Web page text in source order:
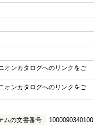
オンカタログへのリンクをご
オンカタログへのリンクをご
ムの文書番号 1000090340100